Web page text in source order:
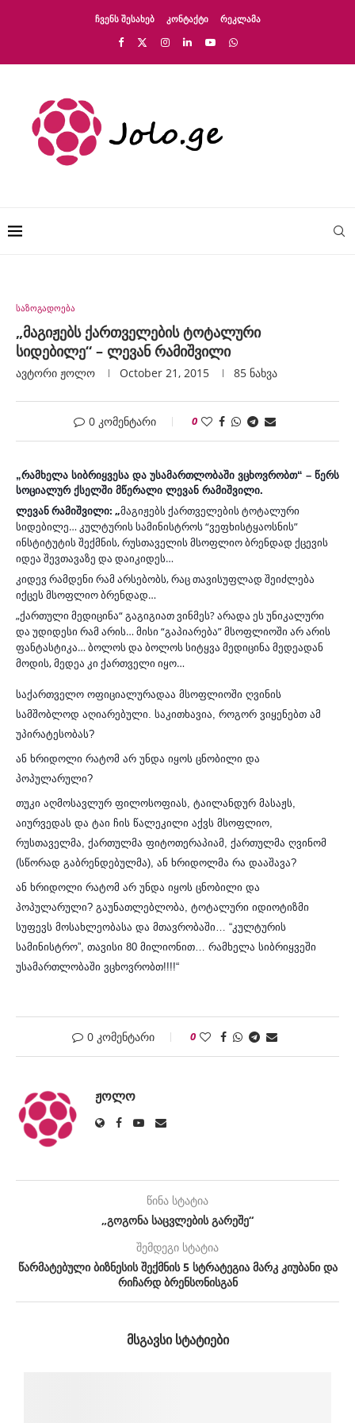
ᲩᲕᲔᲜᲡ ᲨᲔᲡᲐᲮᲔᲑ ᲙᲝᲜᲢᲐᲥᲢᲘ ᲠᲔᲙᲚᲐᲛᲐ
საზოგადოება
„მაგიჟებს ქართველების ტოტალური
სიდებილე“ – ლევან რამიშვილი
ავტორი Ჟოლო October 21, 2015 85 ნახვა
0 კომენტარი 0
„რამხელა სიბრიყვესა და უსამართლობაში ვცხოვრობთ“ – წერს
სოციალურ ქსელში მწერალი ლევან რამიშვილი.
ლევან რამიშვილი: „მაგიჟებს ქართველების ტოტალური
სიდებილე… კულტურის სამინისტროს “ვეფხისტყაოსნის”
ინსტიტუტის შექმნის, რუსთაველის მსოფლიო ბრენდად ქცევის
იდეა შევთავაზე და დაიკიდეს…
კიდევ რამდენი რამ არსებობს, რაც თავისუფლად შეიძლება
იქცეს მსოფლიო ბრენდად…
„ქართული მედიცინა“ გაგიგიათ ვინმეს? არადა ეს უნიკალური
და უდიდესი რამ არის… მისი “გაპიარება” მსოფლიოში არ არის
ფანტასტიკა… ბოლოს და ბოლოს სიტყვა მედიცინა მედეადან
მოდის, მედეა კი ქართველი იყო…
საქართველო ოფიციალურადაა მსოფლიოში ღვინის
სამშობლოდ აღიარებული. საკითხავია, როგორ ვიყენებთ ამ
უპირატესობას?
ან ხრიდოლი რატომ არ უნდა იყოს ცნობილი და
პოპულარული?
თუკი აღმოსავლურ ფილოსოფიას, ტაილანდურ მასაჟს,
აიურვედას და ტაი ჩის წალეკილი აქვს მსოფლიო,
რუსთაველმა, ქართულმა ფიტოთერაპიამ, ქართულმა ღვინომ
(სწორად გაბრენდებულმა), ან ხრიდოლმა რა დააშავა?
ან ხრიდოლი რატომ არ უნდა იყოს ცნობილი და
პოპულარული? გაუნათლებლობა, ტოტალური იდიოტიზმი
სუფევს მოსახლეობასა და მთავრობაში… “კულტურის
სამინისტრო”, თავისი 80 მილიონით… რამხელა სიბრიყვეში
უსამართლობაში ვცხოვრობთ!!!!“
0 კომენტარი 0
ᲟᲝᲚᲝ
წინა სტატია
„გოგონა საცვლების გარეშე“
შემდეგი სტატია
წარმატებული ბიზნესის შექმნის 5 სტრატეგია მარკ კიუბანი და
რიჩარდ ბრენსონისგან
ᲛᲡᲒᲐᲕᲡᲘ ᲡᲢᲐᲢᲘᲔᲑᲘ